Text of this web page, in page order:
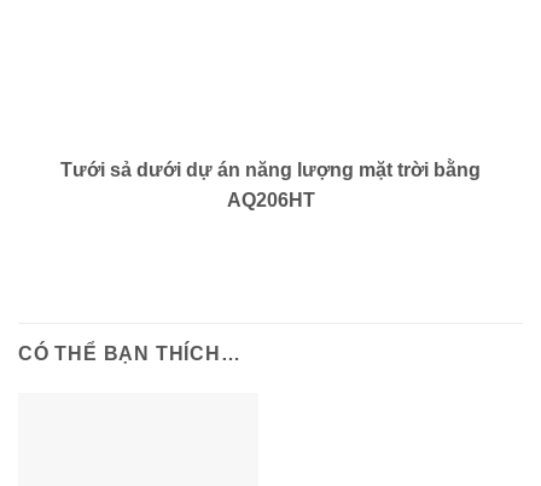
Tưới sả dưới dự án năng lượng mặt trời bằng
AQ206HT
CÓ THỂ BẠN THÍCH…